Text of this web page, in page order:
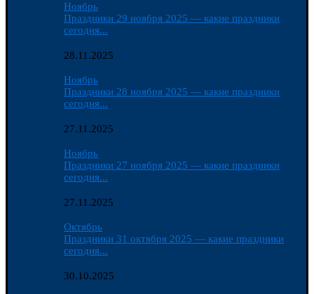
Ноябрь
Праздники 29 ноября 2025 — какие праздники
сегодня...
28.11.2025
Ноябрь
Праздники 28 ноября 2025 — какие праздники
сегодня...
27.11.2025
Ноябрь
Праздники 27 ноября 2025 — какие праздники
сегодня...
27.11.2025
Октябрь
Праздники 31 октября 2025 — какие праздники
сегодня...
30.10.2025